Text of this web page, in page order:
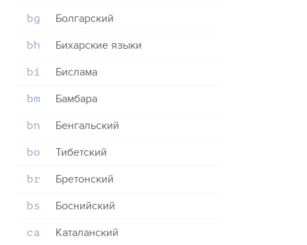
bg Болгарский
bh Бихарские языки
bi Бислама
bm Бамбара
bn Бенгальский
bo Тибетский
br Бретонский
bs Боснийский
ca Каталанский